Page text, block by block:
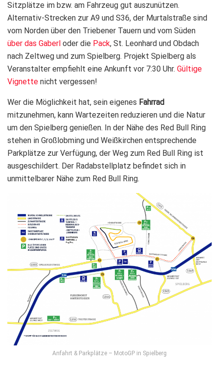
Sitzplätze im bzw. am Fahrzeug gut auszunützen.
Alternativ-Strecken zur A9 und S36, der Murtalstraße sind
vom Norden über den Triebener Tauern und vom Süden
über das Gaberl oder die Pack, St. Leonhard und Obdach
nach Zeltweg und zum Spielberg. Projekt Spielberg als
Veranstalter empfiehlt eine Ankunft vor 7:30 Uhr. Gültige
Vignette nicht vergessen!
Wer die Möglichkeit hat, sein eigenes Fahrrad
mitzunehmen, kann Wartezeiten reduzieren und die Natur
um den Spielberg genießen. In der Nähe des Red Bull Ring
stehen in Großlobming und Weißkirchen entsprechende
Parkplätze zur Verfügung, der Weg zum Red Bull Ring ist
ausgeschildert. Der Radabstellplatz befindet sich in
unmittelbarer Nähe zum Red Bull Ring.
Anfahrt & Parkplätze – MotoGP in Spielberg